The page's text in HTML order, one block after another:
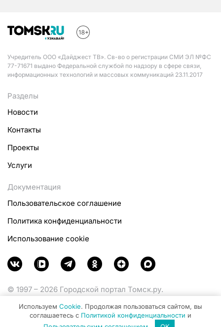
Учредитель ООО «Дайджест ТВ». Св-во о регистрации СМИ ЭЛ №ФС
77-71671 выдано Федеральной службой по надзору в сфере связи,
информационных технологий и массовых коммуникаций 23.11.2017
Разделы
Новости
Контакты
Проекты
Услуги
Документация
Пользовательское соглашение
Политика конфиденциальности
Использование cookie
© 1997 – 2026 Городской портал Томск.ру.
Министерства цифрового развития, связи и массовых
коммуникаций Российской Федерации.
Используем Cookie. Продолжая пользоваться сайтом, вы
соглашаетесь с Политикой конфиденциальности и